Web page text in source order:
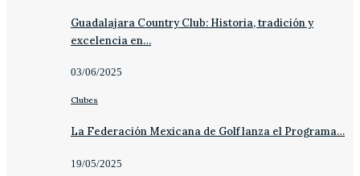
Guadalajara Country Club: Historia, tradición y
excelencia en…
03/06/2025
Clubes
La Federación Mexicana de Golf lanza el Programa…
19/05/2025